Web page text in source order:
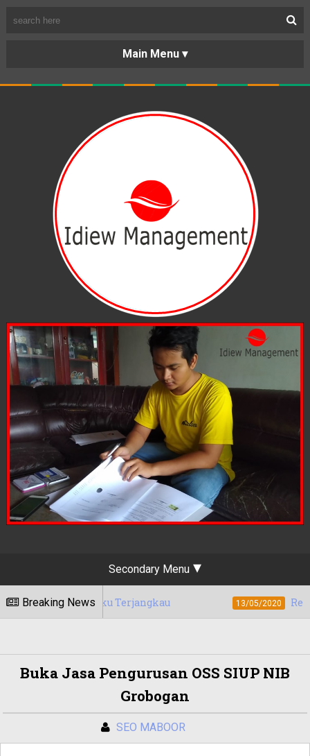
BERANDA
PORTOFOLIO
KARIR
KERJASAMA
LAYANAN
Secondary Menu
Breaking News
Terjangkau 13/05/2020 Rekomendasi
Buka Jasa Pengurusan OSS SIUP NIB
Grobogan
SEO MABOOR